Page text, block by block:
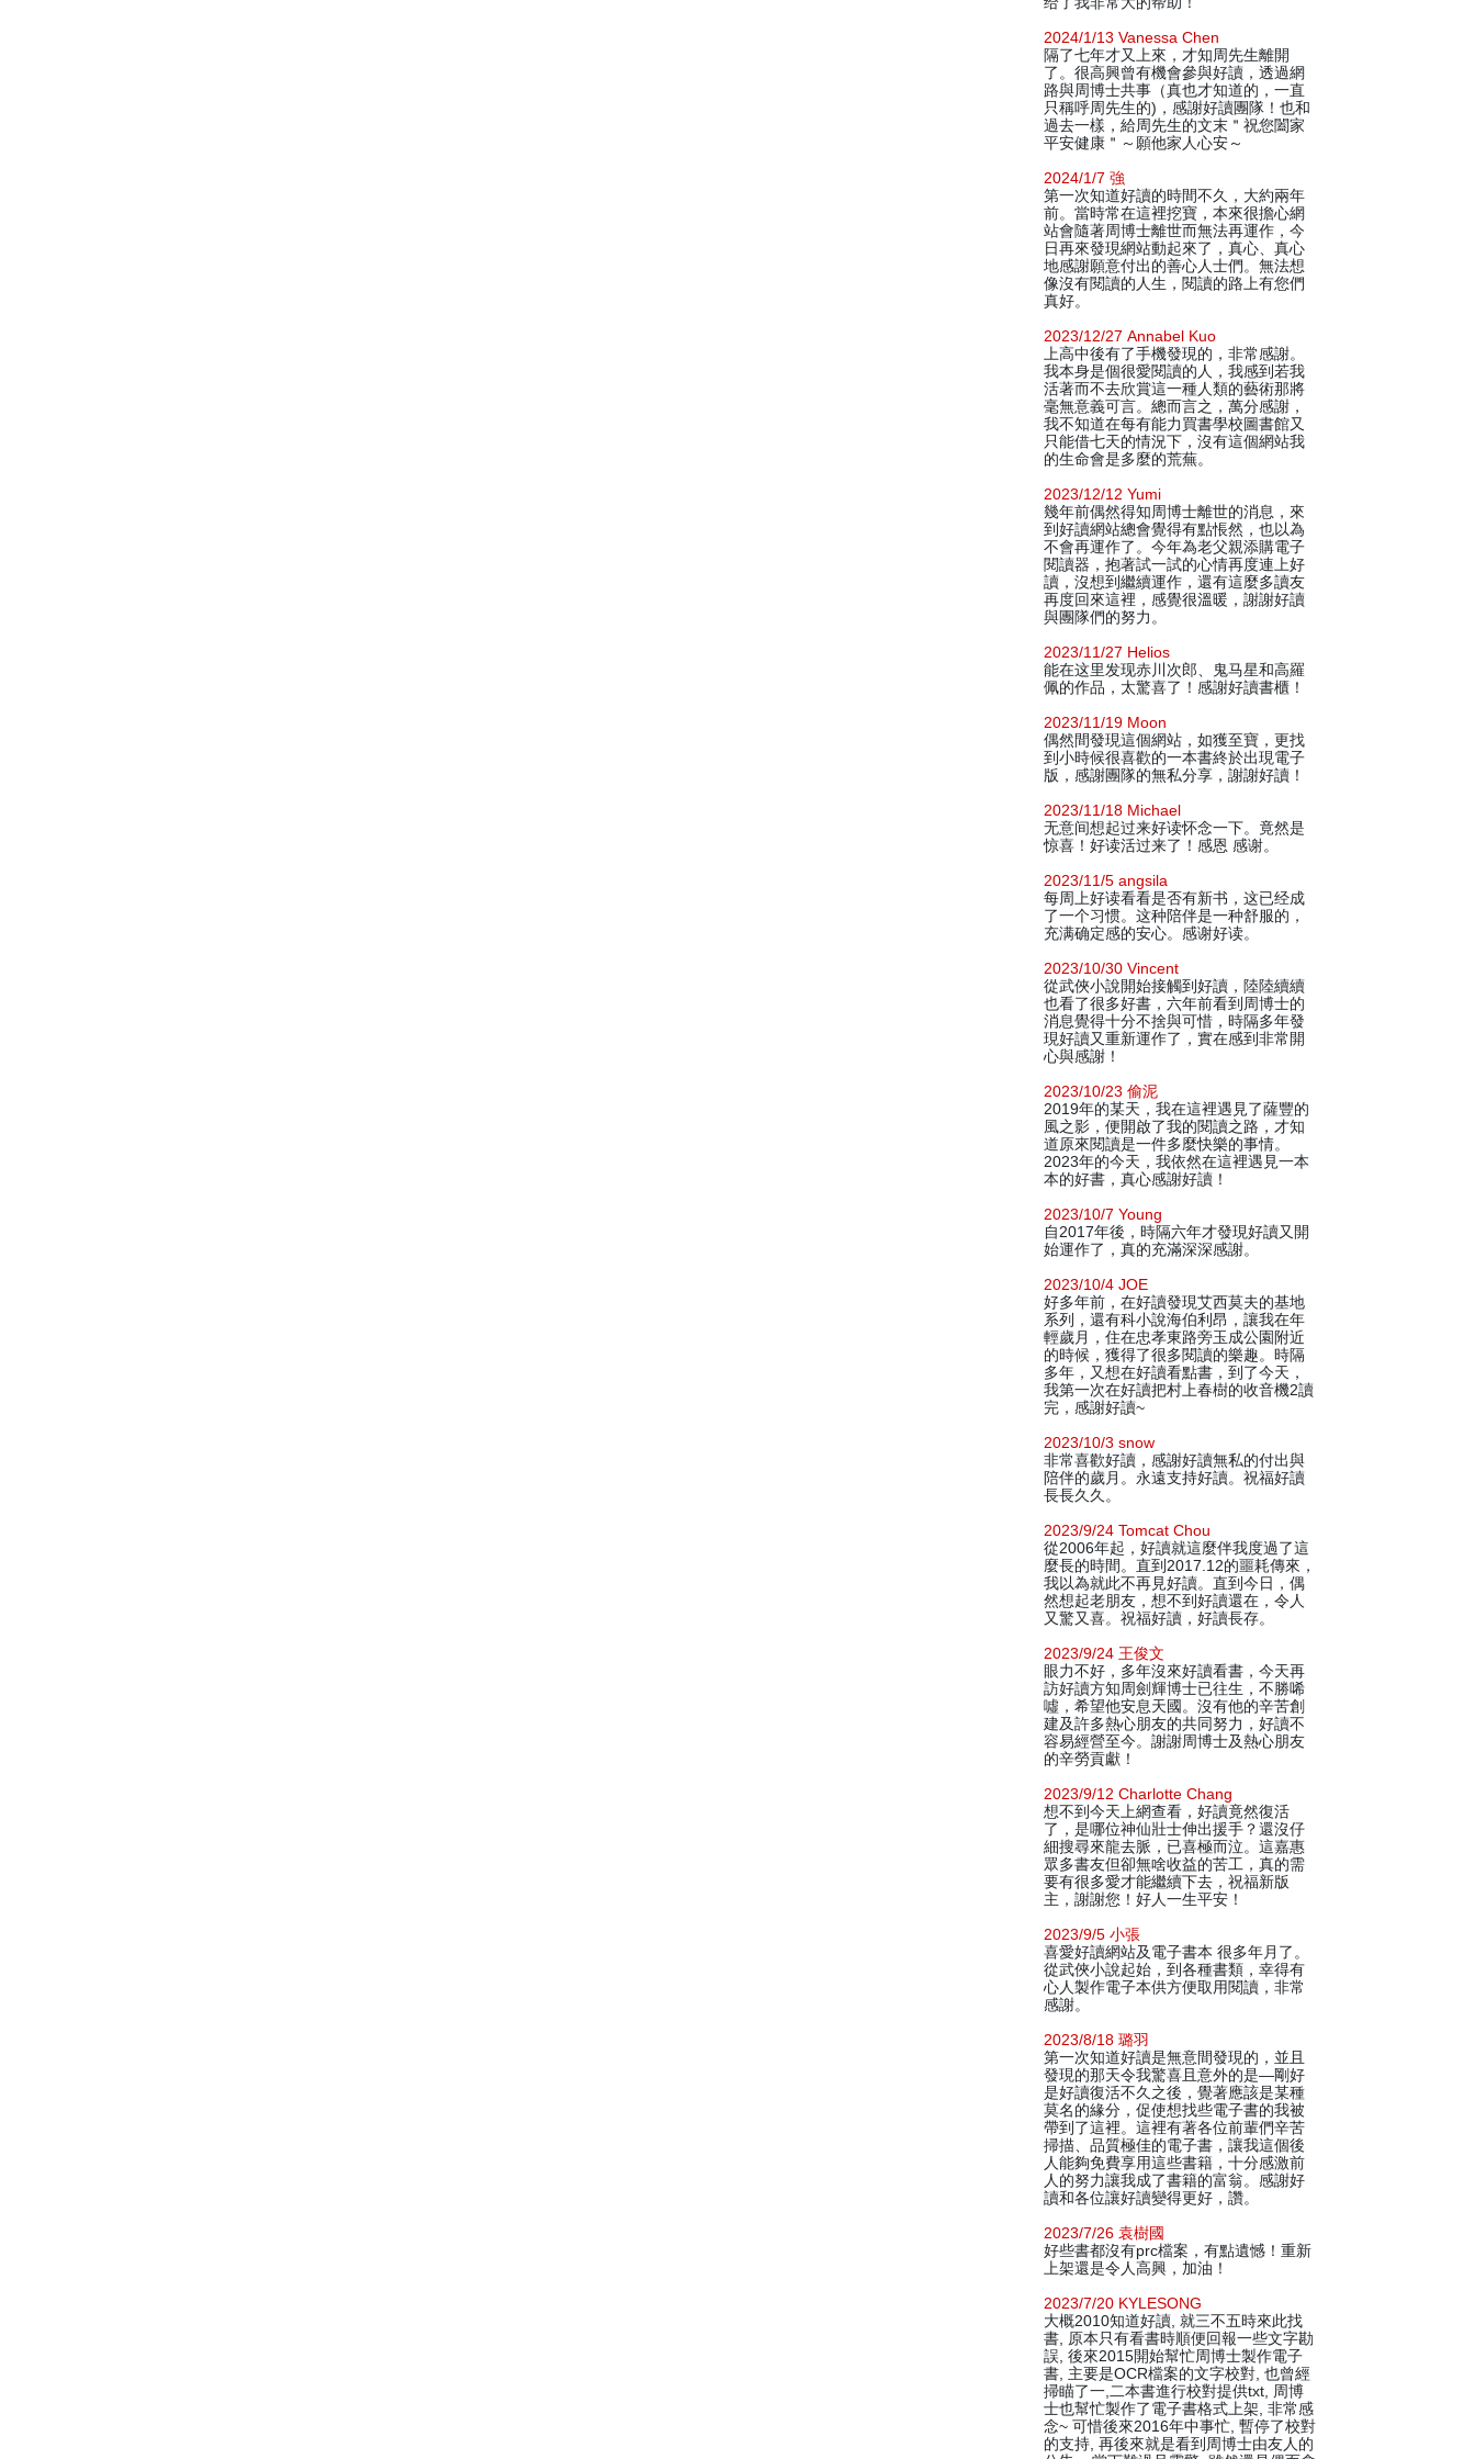
2024/1/13 Vanessa Chen
隔了七年才又上來，才知周先生離開
了。很高興曾有機會參與好讀，透過網
路與周博士共事（真也才知道的，一直
只稱呼周先生的)，感謝好讀團隊！也和
過去一樣，給周先生的文末＂祝您闔家
平安健康＂～願他家人心安～
2024/1/7 強
第一次知道好讀的時間不久，大約兩年
前。當時常在這裡挖寶，本來很擔心網
站會隨著周博士離世而無法再運作，今
日再來發現網站動起來了，真心、真心
地感謝願意付出的善心人士們。無法想
像沒有閱讀的人生，閱讀的路上有您們
真好。
2023/12/27 Annabel Kuo
上高中後有了手機發現的，非常感謝。
我本身是個很愛閱讀的人，我感到若我
活著而不去欣賞這一種人類的藝術那將
毫無意義可言。總而言之，萬分感謝，
我不知道在每有能力買書學校圖書館又
只能借七天的情況下，沒有這個網站我
的生命會是多麼的荒蕪。
2023/12/12 Yumi
幾年前偶然得知周博士離世的消息，來
到好讀網站總會覺得有點悵然，也以為
不會再運作了。今年為老父親添購電子
閱讀器，抱著試一試的心情再度連上好
讀，沒想到繼續運作，還有這麼多讀友
再度回來這裡，感覺很溫暖，謝謝好讀
與團隊們的努力。
2023/11/27 Helios
能在这里发现赤川次郎、鬼马星和高羅
佩的作品，太驚喜了！感謝好讀書櫃！
2023/11/19 Moon
偶然間發現這個網站，如獲至寶，更找
到小時候很喜歡的一本書終於出現電子
版，感謝團隊的無私分享，謝謝好讀！
2023/11/18 Michael
无意间想起过来好读怀念一下。竟然是
惊喜！好读活过来了！感恩 感谢。
2023/11/5 angsila
每周上好读看看是否有新书，这已经成
了一个习惯。这种陪伴是一种舒服的，
充满确定感的安心。感谢好读。
2023/10/30 Vincent
從武俠小說開始接觸到好讀，陸陸續續
也看了很多好書，六年前看到周博士的
消息覺得十分不捨與可惜，時隔多年發
現好讀又重新運作了，實在感到非常開
心與感謝！
2023/10/23 偷泥
2019年的某天，我在這裡遇見了薩豐的
風之影，便開啟了我的閱讀之路，才知
道原來閱讀是一件多麼快樂的事情。
2023年的今天，我依然在這裡遇見一本
本的好書，真心感謝好讀！
2023/10/7 Young
自2017年後，時隔六年才發現好讀又開
始運作了，真的充滿深深感謝。
2023/10/4 JOE
好多年前，在好讀發現艾西莫夫的基地
系列，還有科小說海伯利昂，讓我在年
輕歲月，住在忠孝東路旁玉成公園附近
的時候，獲得了很多閱讀的樂趣。時隔
多年，又想在好讀看點書，到了今天，
我第一次在好讀把村上春樹的收音機2讀
完，感謝好讀~
2023/10/3 snow
非常喜歡好讀，感謝好讀無私的付出與
陪伴的歲月。永遠支持好讀。祝福好讀
長長久久。
2023/9/24 Tomcat Chou
從2006年起，好讀就這麼伴我度過了這
麼長的時間。直到2017.12的噩耗傳來，
我以為就此不再見好讀。直到今日，偶
然想起老朋友，想不到好讀還在，令人
又驚又喜。祝福好讀，好讀長存。
2023/9/24 王俊文
眼力不好，多年沒來好讀看書，今天再
訪好讀方知周劍輝博士已往生，不勝唏
噓，希望他安息天國。沒有他的辛苦創
建及許多熱心朋友的共同努力，好讀不
容易經營至今。謝謝周博士及熱心朋友
的辛勞貢獻！
2023/9/12 Charlotte Chang
想不到今天上網查看，好讀竟然復活
了，是哪位神仙壯士伸出援手？還沒仔
細搜尋來龍去脈，已喜極而泣。這嘉惠
眾多書友但卻無啥收益的苦工，真的需
要有很多愛才能繼續下去，祝福新版
主，謝謝您！好人一生平安！
2023/9/5 小張
喜愛好讀網站及電子書本 很多年月了。
從武俠小說起始，到各種書類，幸得有
心人製作電子本供方便取用閱讀，非常
感謝。
2023/8/18 璐羽
第一次知道好讀是無意間發現的，並且
發現的那天令我驚喜且意外的是—剛好
是好讀復活不久之後，覺著應該是某種
莫名的緣分，促使想找些電子書的我被
帶到了這裡。這裡有著各位前輩們辛苦
掃描、品質極佳的電子書，讓我這個後
人能夠免費享用這些書籍，十分感激前
人的努力讓我成了書籍的富翁。感謝好
讀和各位讓好讀變得更好，讚。
2023/7/26 袁樹國
好些書都沒有prc檔案，有點遺憾！重新
上架還是令人高興，加油！
2023/7/20 KYLESONG
大概2010知道好讀, 就三不五時來此找
書, 原本只有看書時順便回報一些文字勘
誤, 後來2015開始幫忙周博士製作電子
書, 主要是OCR檔案的文字校對, 也曾經
掃瞄了一,二本書進行校對提供txt, 周博
士也幫忙製作了電子書格式上架, 非常感
念~ 可惜後來2016年中事忙, 暫停了校對
的支持, 再後來就是看到周博士由友人的